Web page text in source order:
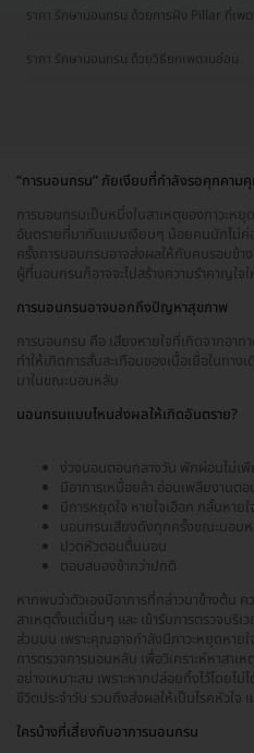
ราคา รักษานอนกรน ด้วยการฝัง Pillar ที่เพ
ราคา รักษานอนกรน ด้วยวิธียกเพดานอ่อน
“การนอนกรน” ภัยเงียบที่กำลังรอคุกคาม
การนอนกรนเป็นหนึ่งในสาเหตุของภาวะห
อันตรายที่มากันแบบเงียบๆ น้อยคนนักไม่ค่
ครั้งการนอนกรนอาจส่งผลให้กับคนรอบข้าง
ผู้ที่นอนกรนก็อาจจะไปสร้างความรำคาญใจ
การนอนกรนอาจบอกถึงปัญหาสุขภาพ
การนอนกรน คือ เสียงหายใจที่เกิดจากอา
ทำให้เกิดการสั่นสะเทือนของเนื้อเยื่อในทา
มาในขณะนอนหลับ
นอนกรนแบบไหนส่งผลให้เกิดอันตราย?
ง่วงนอนตอนกลางวัน พักผ่อนไม่เ
มีอาการเหนื่อยล้า อ่อนเพลียงานตอ
มีการหยุดใจ หายใจเฮือก กลั้นหาย
นอนกรนเสียงดังทุกครั้งขณะนอนห
ปวดหัวตอนตื่นนอน
ตอบสนองช้ากว่าปกติ
หากพบว่าตัวเองมีอาการที่กล่าวมาข้างต้น
สาเหตุตั้งแต่เนิ่นๆ และ เข้ารับการตรวจบริ
ส่วนบน เพราะคุณอาจกำลังมีภาวะหยุดหาย
การตรวจการนอนหลับ เพื่อวิเคราะห์หาสาเ
อย่างเหมาะสม เพราะหากปล่อยทิ้งไว้โดยไ
ชีวิตประจำวัน รวมถึงส่งผลให้เป็นโรคหัวใจ
ใครบ้างที่เสี่ยงกับอาการนอนกรน